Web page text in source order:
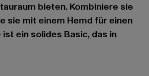
bieten. Kombiniere sie
sie mit einem Hemd für einen
ein solides Basic, das in